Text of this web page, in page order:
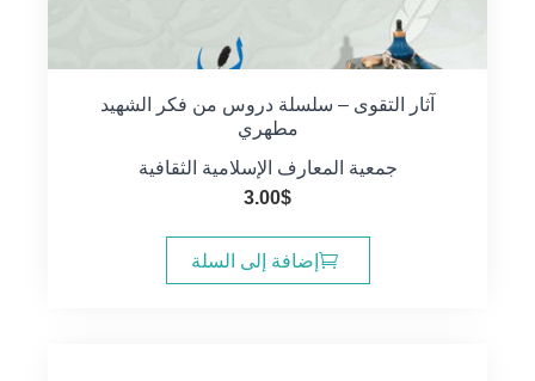
آثار التقوى – سلسلة دروس من فكر الشهيد
مطهري
جمعية المعارف الإسلامية الثقافية
3.00$
إضافة إلى السلة